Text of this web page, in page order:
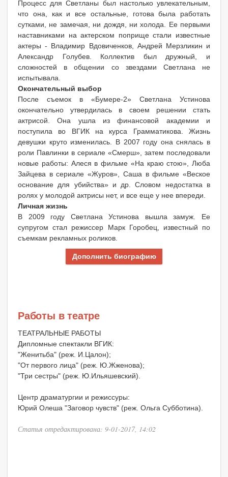
Процесс для Светланы был настолько увлекательным,
что она, как и все остальные, готова была работать
сутками, не замечая, ни дождя, ни холода. Ее первыми
наставниками на актерском поприще стали известные
актеры - Владимир Вдовиченков, Андрей Мерзликин и
Александр Голубев. Коллектив был дружный, и
сложностей в общении со звездами Светлана не
испытывала.
Окончательный выбор
После съемок в «Бумере-2» Светлана Устинова
окончательно утвердилась в своем решении стать
актрисой. Она ушла из финансовой академии и
поступила во ВГИК на курса Грамматикова. Жизнь
девушки круто изменилась. В 2007 году она снялась в
роли Павлинки в сериале «Смерш», затем последовали
новые работы: Алеся в фильме «На краю стою», Люба
Зайцева в сериале «Журов», Саша в фильме «Веское
основание для убийства» и др. Словом недостатка в
ролях у молодой актрисы нет, и все еще у нее впереди.
Личная жизнь
В 2009 году Светлана Устинова вышла замуж. Ее
супругом стал режиссер Марк Горобец, известный по
съемкам рекламных роликов.
Дополнить биографию
Работы в театре
ТЕАТРАЛЬНЫЕ РАБОТЫ
Дипломные спектакли ВГИК:
"Женитьба" (реж. И.Цалон);
"От первого лица" (реж. Ю.Жженова);
"Три сестры" (реж. Ю.Ильяшевский).
Центр драматургии и режиссуры:
Юрий Олеша "Заговор чувств" (реж. Ольга Субботина).
Статья отредактирована: 9-01-2017, 14:02